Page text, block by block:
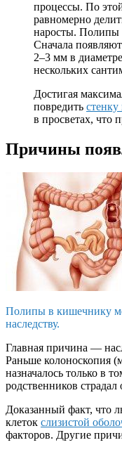
процессы. По
равномерно
наросты. Полипы
Сначала
2–3 мм в
нескольких
Достигая
повредить
в просветах, что
Причины
Полипы в кишечнику
наследству.
Главная причина —
Раньше колоноскопия
назначалось только в
родственников
Доказанный факт, что
клеток слизистой
факторов. Другие